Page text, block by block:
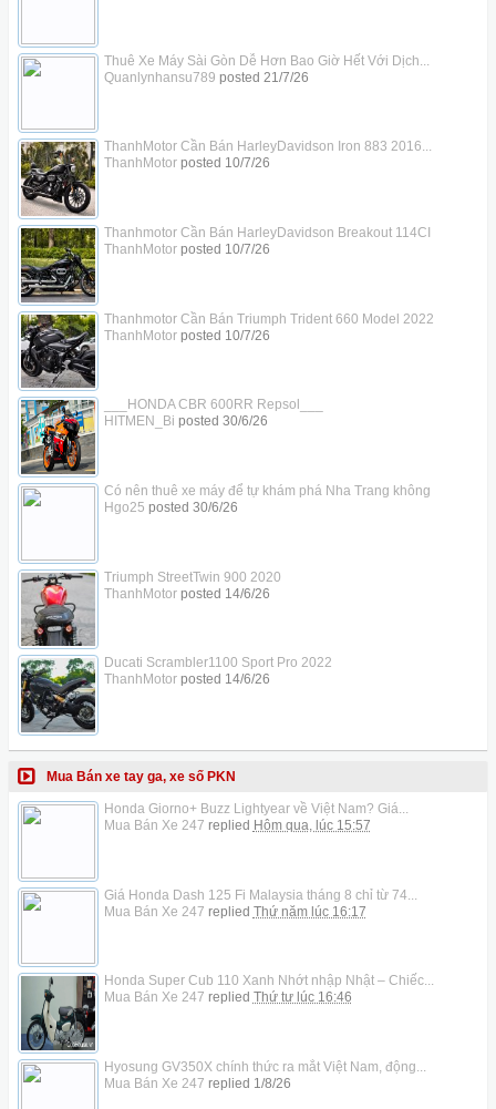
Thuê Xe Máy Sài Gòn Dễ Hơn Bao Giờ Hết Với Dịch...
Quanlynhansu789 posted 21/7/26
ThanhMotor Cần Bán HarleyDavidson Iron 883 2016...
ThanhMotorposted 10/7/26
Thanhmotor Cần Bán HarleyDavidson Breakout 114CI
ThanhMotorposted 10/7/26
Thanhmotor Cần Bán Triumph Trident 660 Model 2022
ThanhMotorposted 10/7/26
___HONDA CBR 600RR Repsol___
HITMEN_Bi posted 30/6/26
Có nên thuê xe máy để tự khám phá Nha Trang không
Hgo25 posted 30/6/26
Triumph StreetTwin 900 2020
ThanhMotorposted 14/6/26
Ducati Scrambler1100 Sport Pro 2022
ThanhMotorposted 14/6/26
Mua Bán xe tay ga, xe số PKN
Honda Giorno+ Buzz Lightyear về Việt Nam? Giá...
Mua Bán Xe 247 replied Hôm qua, lúc 15:57
Giá Honda Dash 125 Fi Malaysia tháng 8 chỉ từ 74...
Mua Bán Xe 247 replied Thứ năm lúc 16:17
Honda Super Cub 110 Xanh Nhớt nhập Nhật – Chiếc...
Mua Bán Xe 247 replied Thứ tư lúc 16:46
Hyosung GV350X chính thức ra mắt Việt Nam, động...
Mua Bán Xe 247 replied 1/8/26